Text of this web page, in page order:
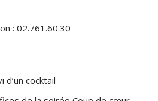
: 02.761.60.30
d’un cocktail